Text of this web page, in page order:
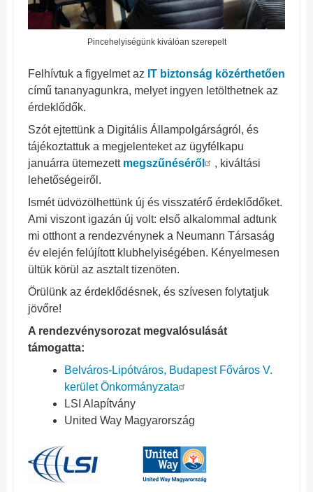
Pincehelyiségünk kiválóan szerepelt
Felhívtuk a figyelmet az IT biztonság közérthetően
című tananyagunkra, melyet ingyen letölthetnek az
érdeklődők.
Szót ejtettünk a Digitális Állampolgárságról, és
tájékoztattuk a megjelenteket az ügyfélkapu
januárra ütemezett megszűnéséről
, kiváltási
lehetőségeiről.
Ismét üdvözölhettünk új és visszatérő érdeklődőket.
Ami viszont igazán új volt: első alkalommal adtunk
mi otthont a rendezvénynek a Neumann Társaság
év elején felújított klubhelyiségében. Kényelmesen
ültük körül az asztalt tizenöten.
Örülünk az érdeklődésnek, és szívesen folytatjuk
jövőre!
A rendezvénysorozat megvalósulását
támogatta:
Belváros-Lipótváros, Budapest Főváros V.
kerület Önkormányzata
LSI Alapítvány
United Way Magyarország